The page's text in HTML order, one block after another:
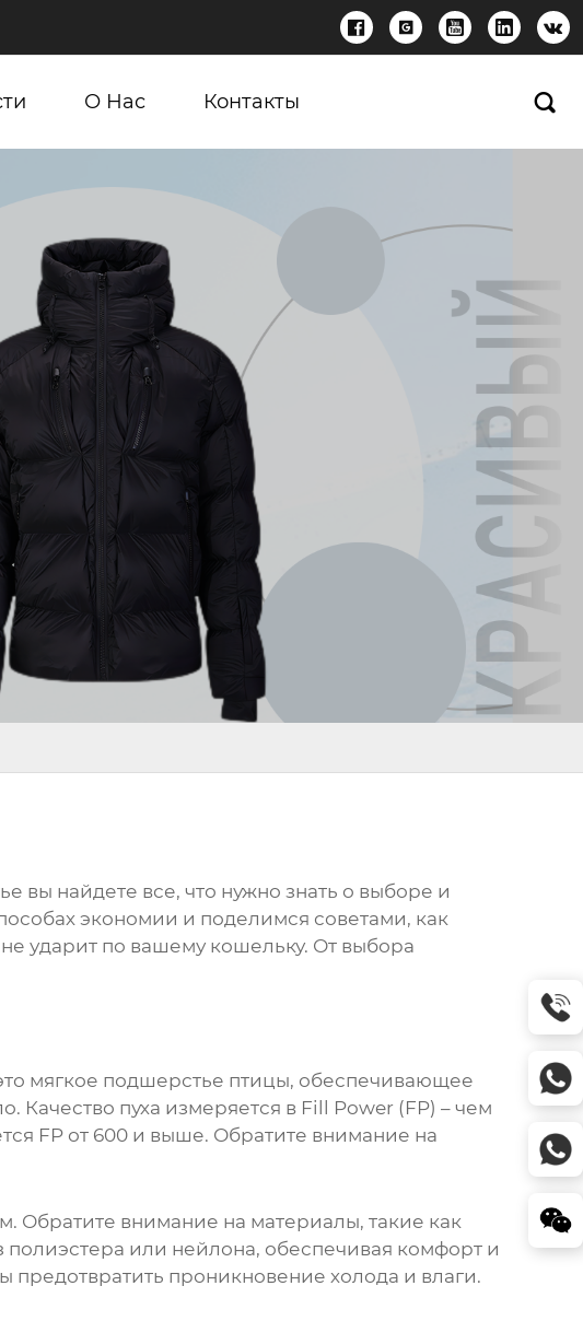
    
О Нас Контакты 
вы найдете все, что нужно знать о выборе и
экономии и поделимся советами, как
ударит по вашему кошельку. От выбора
мягкое подшерстье птицы, обеспечивающее
Качество пуха измеряется в Fill Power (FP) – чем
FP от 600 и выше. Обратите внимание на
внимание на материалы, такие как
или нейлона, обеспечивая комфорт и
проникновение холода и влаги.